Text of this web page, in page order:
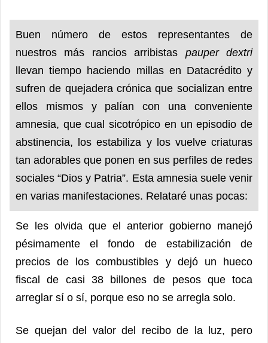
Buen número de estos representantes de
nuestros más rancios arribistas pauper dextri
llevan tiempo haciendo millas en Datacrédito y
sufren de quejadera crónica que socializan entre
ellos mismos y palían con una conveniente
amnesia, que cual sicotrópico en un episodio de
abstinencia, los estabiliza y los vuelve criaturas
tan adorables que ponen en sus perfiles de redes
sociales “Dios y Patria”. Esta amnesia suele venir
en varias manifestaciones. Relataré unas pocas:
Se les olvida que el anterior gobierno manejó
pésimamente el fondo de estabilización de
precios de los combustibles y dejó un hueco
fiscal de casi 38 billones de pesos que toca
arreglar sí o sí, porque eso no se arregla solo.
Se quejan del valor del recibo de la luz, pero